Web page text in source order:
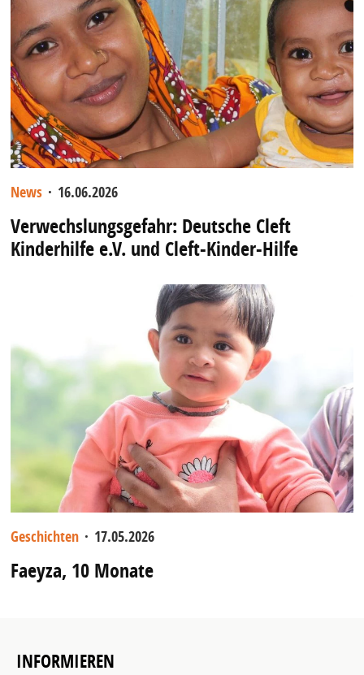
News · 16.06.2026
Verwechslungsgefahr: Deutsche Cleft
Kinderhilfe e.V. und Cleft-Kinder-Hilfe
Geschichten · 17.05.2026
Faeyza, 10 Monate
INFORMIEREN